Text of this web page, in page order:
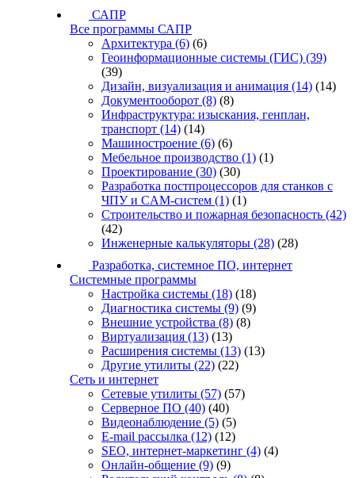
САПР
Все программы САПР
Архитектура (6) (6)
Геоинформационные системы (ГИС) (39)
(39)
Дизайн, визуализация и анимация (14) (14)
Документооборот (8) (8)
Инфраструктура: изыскания, генплан,
транспорт (14) (14)
Машиностроение (6) (6)
Мебельное производство (1) (1)
Проектирование (30) (30)
Разработка постпроцессоров для станков с
ЧПУ и CAM-систем (1) (1)
Строительство и пожарная безопасность (42)
(42)
Инженерные калькуляторы (28) (28)
Разработка, системное ПО, интернет
Системные программы
Настройка системы (18) (18)
Диагностика системы (9) (9)
Внешние устройства (8) (8)
Виртуализация (13) (13)
Расширения системы (13) (13)
Другие утилиты (22) (22)
Сеть и интернет
Сетевые утилиты (57) (57)
Серверное ПО (40) (40)
Видеонаблюдение (5) (5)
E-mail рассылка (12) (12)
SEO, интернет-маркетинг (4) (4)
Онлайн-общение (9) (9)